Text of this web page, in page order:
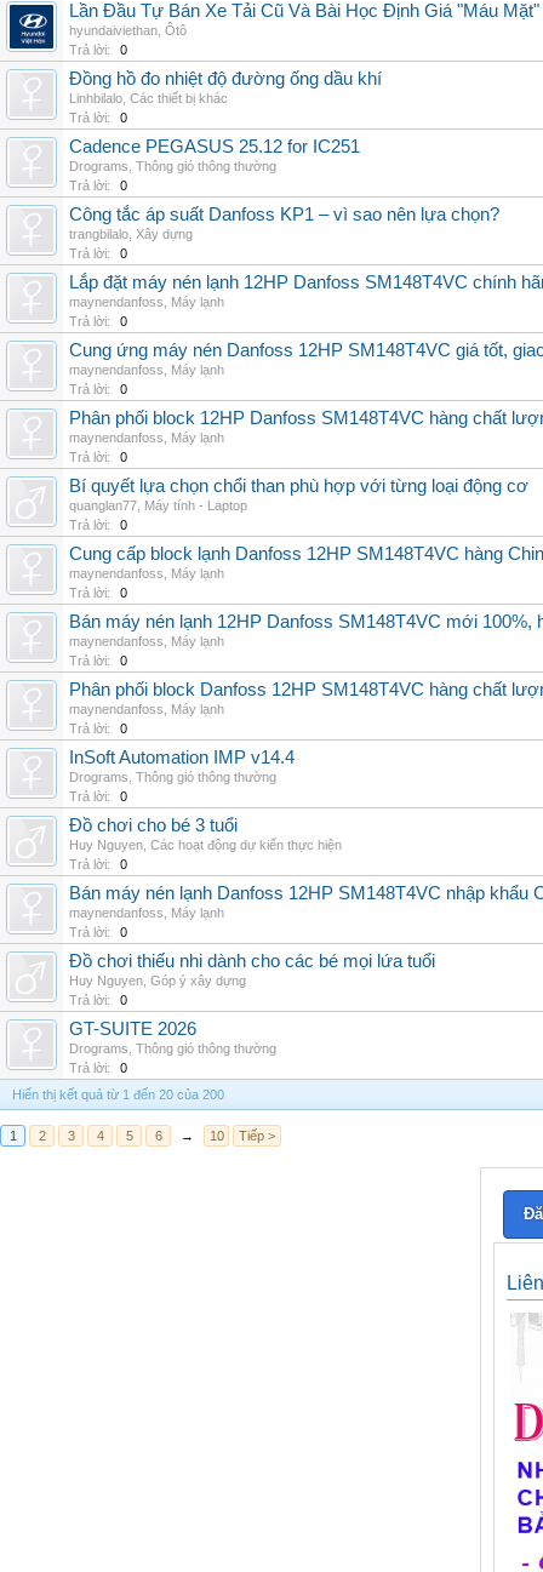
Lần Đầu Tự Bán Xe Tải Cũ Và Bài Học Định Giá "Máu
hyundaiviethan Ôtô
Trả lời:
0
Đồng hồ đo nhiệt độ đường ống dầu khí
Linhbilalo Các thiết bị khác
Trả lời:
0
Cadence PEGASUS 25.12 for IC251
Drograms Thông gió thông thường
Trả lời:
0
Công tắc áp suất Danfoss KP1 – vì sao nên lựa chọn?
trangbilalo Xây dựng
Trả lời:
0
Lắp đặt máy nén lạnh 12HP Danfoss SM148T4VC chính
maynendanfoss
Máy lạnh
Trả lời:
0
Cung ứng máy nén Danfoss 12HP SM148T4VC giá tốt,
maynendanfoss
Máy lạnh
Trả lời:
0
Phân phối block 12HP Danfoss SM148T4VC hàng chất
maynendanfoss
Máy lạnh
Trả lời:
0
Bí quyết lựa chọn chổi than phù hợp với từng loại động cơ
quanglan77 Máy tính - Laptop
Trả lời:
0
Cung cấp block lạnh Danfoss 12HP SM148T4VC hàng
maynendanfoss
Máy lạnh
Trả lời:
0
Bán máy nén lạnh 12HP Danfoss SM148T4VC mới
maynendanfoss
Máy lạnh
Trả lời:
0
Phân phối block Danfoss 12HP SM148T4VC hàng chất
maynendanfoss
Máy lạnh
Trả lời:
0
InSoft Automation IMP v14.4
Drograms Thông gió thông thường
Trả lời:
0
Đồ chơi cho bé 3 tuổi
Huy Nguyen Các hoạt động dự kiến thực hiện
Trả lời:
0
Bán máy nén lạnh Danfoss 12HP SM148T4VC nhập khẩu
maynendanfoss
Máy lạnh
Trả lời:
0
Đồ chơi thiếu nhi dành cho các bé mọi lứa tuổi
Huy Nguyen Góp ý xây dựng
Trả lời:
0
GT-SUITE 2026
Drograms Thông gió thông thường
Trả lời:
0
Hiển thị kết quả từ 1 đến 20 của 200
1 2 3 4 5 6 → 10 Tiếp >